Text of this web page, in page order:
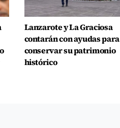
Lanzarote y La Graciosa
contarán con ayudas para
conservar su patrimonio
histórico